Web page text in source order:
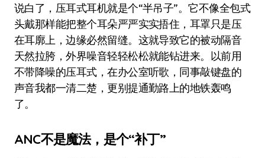
说白了，压耳式耳机就是个“半吊子”。它不像全包式
头戴那样能把整个耳朵严严实实捂住，耳罩只是压
在耳廓上，边缘必然留缝。这就导致它的被动隔音
天然拉胯，外界噪音轻轻松松就能钻进来。以前用
不带降噪的压耳式，在办公室听歌，同事敲键盘的
声音我都一清二楚，更别提通勤路上的地铁轰鸣
了。
ANC不是魔法，是个“补丁”